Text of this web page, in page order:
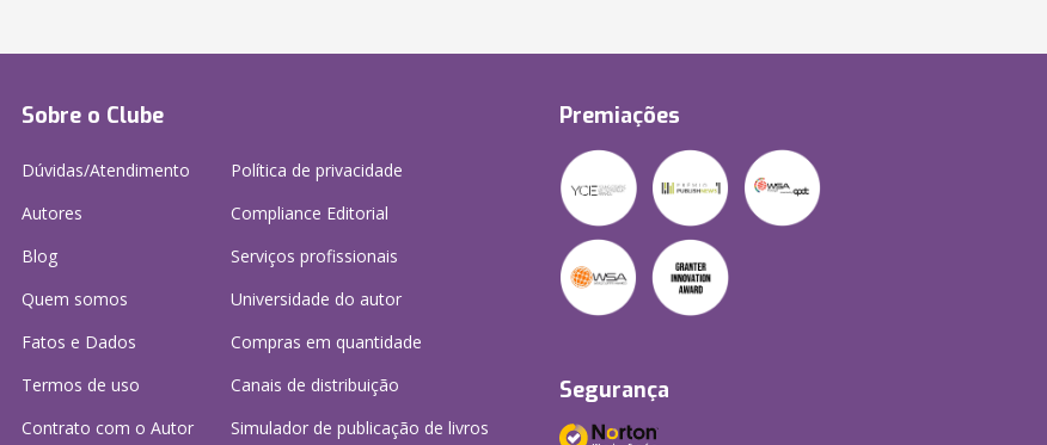
Sobre o Clube
Dúvidas/Atendimento
Autores
Blog
Quem somos
Fatos e Dados
Termos de uso
Contrato com o Autor
Política de privacidade
Compliance Editorial
Serviços profissionais
Universidade do autor
Compras em quantidade
Canais de distribuição
Simulador de publicação de livros
Premiações
Segurança